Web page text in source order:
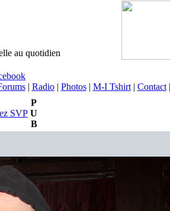
au quotidien
| Radio| Photos| M-I Tshirt| Contact|
P
U
B